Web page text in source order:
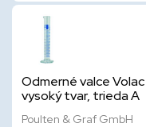
Odmerné valce Volac
vysoký tvar, trieda A
Poulten & Graf GmbH